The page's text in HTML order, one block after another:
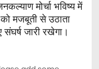
मोर्चा भविष्य में
मजबूती से उठाता
जारी रखेगा।